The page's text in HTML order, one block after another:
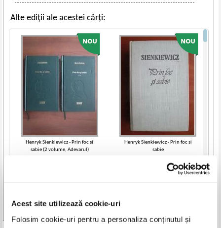
Acest site utilizează cookie-uri
Folosim cookie-uri pentru a personaliza conținutul și
Alte ediții ale acestei cărți:
Henryk Sienkiewicz - Prin foc si
sabie (2 volume, Adevarul)
Henryk Sienkiewicz - Prin foc si
sabie
15,00Lei